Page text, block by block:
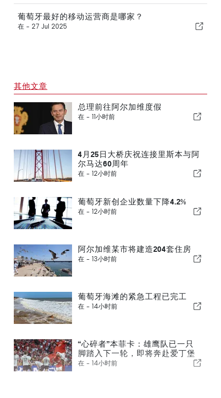
葡萄牙最好的移动运营商是哪家？
在 - 27 Jul 2025
其他文章
总理前往阿尔加维度假
在 - 11小时前
4月25日大桥庆祝连接里斯本与阿
尔马达60周年
在 - 12小时前
葡萄牙新创企业数量下降4.2%
在 - 12小时前
阿尔加维某市将建造204套住房
在 - 13小时前
葡萄牙海滩的紧急工程已完工
在 - 14小时前
“心碎者”本菲卡：雄鹰队已一只
脚踏入下一轮，即将奔赴爱丁堡
在 - 14小时前